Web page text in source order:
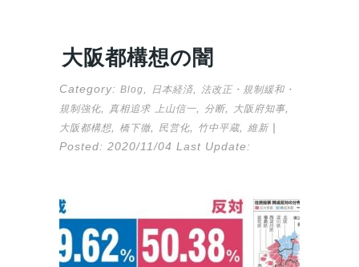
大阪都構想の闇
Category: Blog 日本経済
法改正・規制緩和・
規制強化
真相追求 上山信一 分断, 大阪府知事,
大阪都構想 橋下徹 民営化 竹中平蔵, 維新|
Posted: 2020/11/04 Last Update: